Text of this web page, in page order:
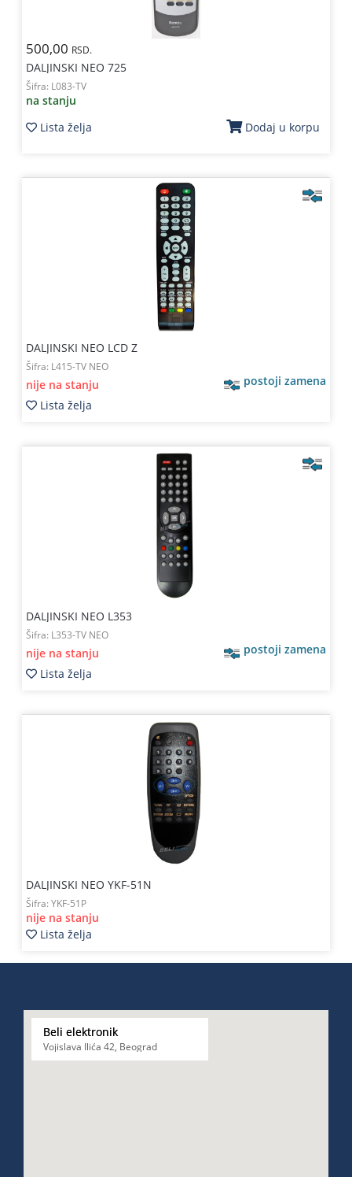
500,00 RSD.
DALJINSKI NEO 725
Šifra: L083-TV
na stanju
Lista želja
Dodaj u korpu
DALJINSKI NEO LCD Z
Šifra: L415-TV NEO
nije na stanju
postoji zamena
Lista želja
DALJINSKI NEO L353
Šifra: L353-TV NEO
nije na stanju
postoji zamena
Lista želja
DALJINSKI NEO YKF-51N
Šifra: YKF-51P
nije na stanju
Lista želja
Beli elektronik
Vojislava Ilića 42, Beograd